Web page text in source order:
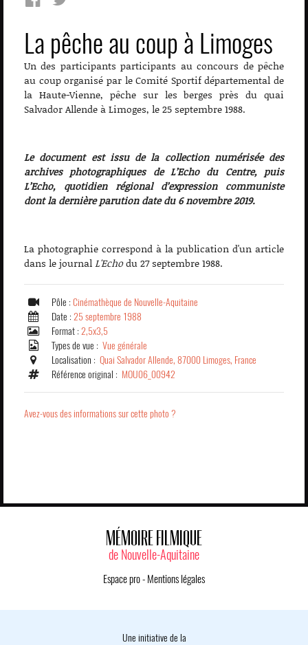
La pêche au coup à Limoges
Un des participants participants au concours de pêche
au coup organisé par le Comité Sportif départemental de
la Haute-Vienne, pêche sur les berges près du quai
Salvador Allende à Limoges, le 25 septembre 1988.
Le document est issu de la collection numérisée des
archives photographiques de L’Echo du Centre, puis
L’Echo, quotidien régional d’expression communiste
dont la dernière parution date du 6 novembre 2019.
La photographie correspond à la publication d'un article
dans le journalL'Echodu 27 septembre 1988.
Pôle : Cinémathèque de Nouvelle-Aquitaine
Date : 25 septembre 1988
Format : 2,5x3,5
Types de vue : Vue générale
Localisation : Quai Salvador Allende, 87000 Limoges, France
Référence original : MOU06_00942
Avez-vous des informations sur cette photo ?
MÉMOIRE FILMIQUE
de Nouvelle-Aquitaine
Espace pro- Mentions légales
Une initiative de la